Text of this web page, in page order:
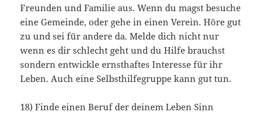
Freunden und Familie aus. Wenn du magst besuche
eine Gemeinde, oder gehe in einen Verein. Höre gut
zu und sei für andere da. Melde dich nicht nur
wenn es dir schlecht geht und du Hilfe brauchst
sondern entwickle ernsthaftes Interesse für ihr
Leben. Auch eine Selbsthilfegruppe kann gut tun.
18) Finde einen Beruf der deinem Leben Sinn